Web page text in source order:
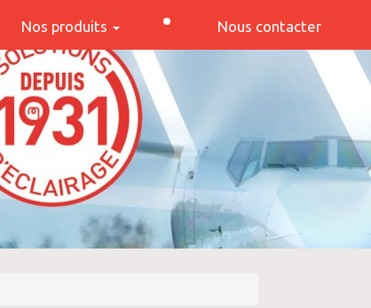
Nos produits Nous contacter